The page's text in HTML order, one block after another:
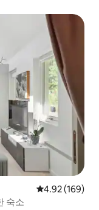
평점 4.92점(5
4.92 (169)
숙소